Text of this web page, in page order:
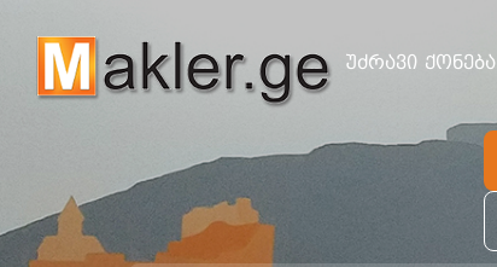
უძრავი ქონება